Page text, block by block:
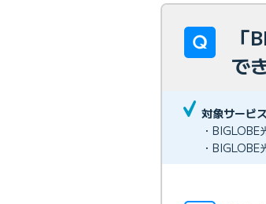
「
で
対象サービス
・
・